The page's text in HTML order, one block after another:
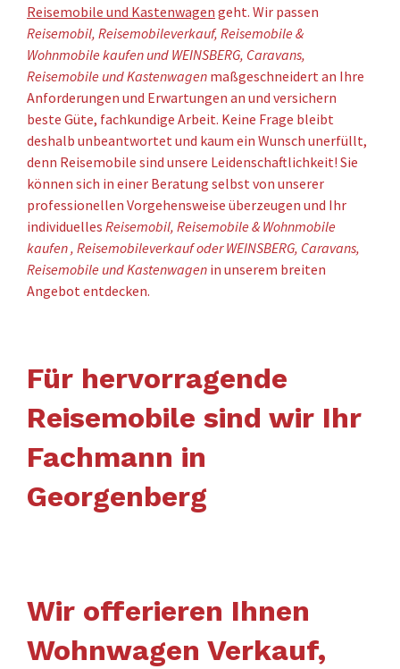
Reisemobile und Kastenwagen geht. Wir passen
Reisemobil, Reisemobileverkauf, Reisemobile &
Wohnmobile kaufen und WEINSBERG, Caravans,
Reisemobile und Kastenwagen maßgeschneidert an Ihre
Anforderungen und Erwartungen an und versichern
beste Güte, fachkundige Arbeit. Keine Frage bleibt
deshalb unbeantwortet und kaum ein Wunsch unerfüllt,
denn Reisemobile sind unsere Leidenschaftlichkeit! Sie
können sich in einer Beratung selbst von unserer
professionellen Vorgehensweise überzeugen und Ihr
individuelles Reisemobil, Reisemobile & Wohnmobile
kaufen , Reisemobileverkauf oder WEINSBERG, Caravans,
Reisemobile und Kastenwagen in unserem breiten
Angebot entdecken.
Für hervorragende
Reisemobile sind wir Ihr
Fachmann in
Georgenberg
Wir offerieren Ihnen
Wohnwagen Verkauf,